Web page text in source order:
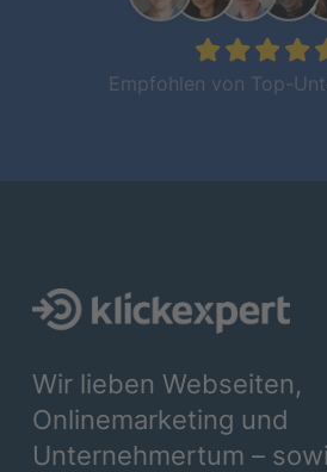
Empfohlen von Top-
Wir lieben Webseiten,
Onlinemarketing und
Unternehmertum –